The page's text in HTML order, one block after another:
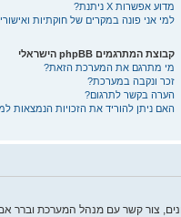
מדוע אפשרות X ניתנת?
למי אני פונה במקרים של חוקתיות
קבוצת המתרגמים phpBB הישראלי
מי מתרגם את המערכת הזאת?
זכר ונקבה במערכת?
הערה בקשר לתרגום?
האם ניתן להוריד את הזכויות הנמצאות
צור קשר עם מנהל המערכת